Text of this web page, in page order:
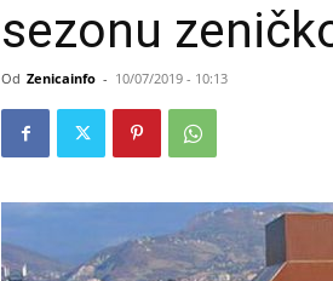
sezonu
Od Zenicainfo - 10/07/2019 - 10:13